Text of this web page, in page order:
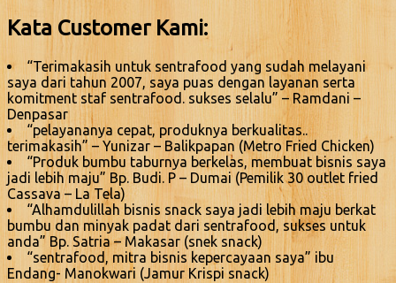
Kata Customer Kami:
“Terimakasih untuk sentrafood yang sudah melayani
saya dari tahun 2007, saya puas dengan layanan serta
komitment staf sentrafood. sukses selalu” – Ramdani –
Denpasar
“pelayananya cepat, produknya berkualitas..
terimakasih” – Yunizar – Balikpapan (Metro Fried Chicken)
“Produk bumbu taburnya berkelas, membuat bisnis saya
jadi lebih maju” Bp. Budi. P – Dumai (Pemilik 30 outlet fried
Cassava – La Tela)
“Alhamdulillah bisnis snack saya jadi lebih maju berkat
bumbu dan minyak padat dari sentrafood, sukses untuk
anda” Bp. Satria – Makasar (snek snack)
“sentrafood, mitra bisnis kepercayaan saya” ibu
Endang- Manokwari (Jamur Krispi snack)